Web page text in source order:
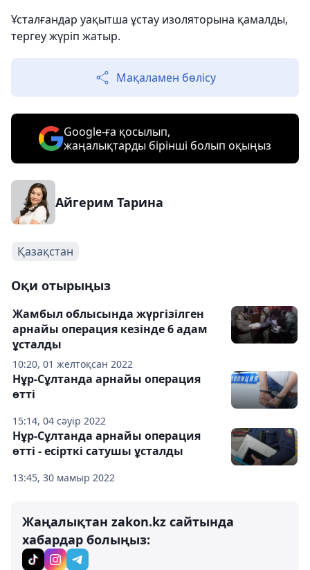
Ұсталғандар уақытша ұстау изоляторына қамалды,
тергеу жүріп жатыр.
Мақаламен бөлісу
Google-ға қосылып,
жаңалықтарды бірінші болып оқыңыз
Айгерим Тарина
Қазақстан
Оқи отырыңыз
10:20, 01 желтоқсан 2022
Жамбыл облысында жүргізілген
арнайы операция кезінде 6 адам
ұсталды
15:14, 04 сәуір 2022
Нұр-Сұлтанда арнайы операция
өтті
13:45, 30 мамыр 2022
Нұр-Сұлтанда арнайы операция
өтті - есірткі сатушы ұсталды
Жаңалықтан zakon.kz сайтында
хабардар болыңыз: